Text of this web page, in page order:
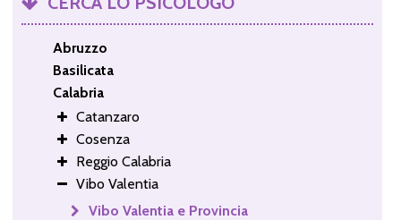
Abruzzo
Basilicata
Calabria
Catanzaro
Cosenza
Reggio Calabria
Vibo Valentia
Vibo Valentia e Provincia